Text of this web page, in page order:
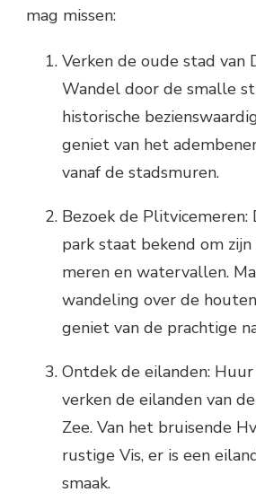
mag missen:
Verken de oude stad van
Wandel door de smalle
historische
geniet van het
vanaf de stadsmuren.
Bezoek de
park staat bekend om
meren en watervallen.
wandeling over de
geniet van de prachtige
Ontdek de eilanden:
verken de eilanden van
Zee. Van het bruisende
rustige Vis, er is een
smaak.